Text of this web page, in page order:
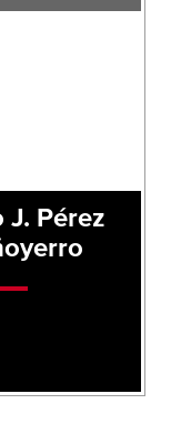
J. Pérez